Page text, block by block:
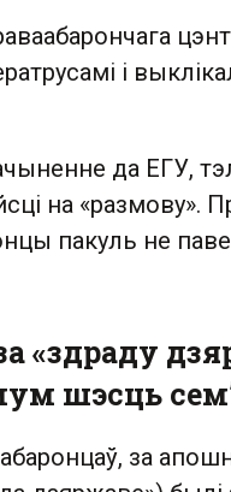
і
да ЕГУ,
на «размову».
пакуль не
«здраду
шэсць
за